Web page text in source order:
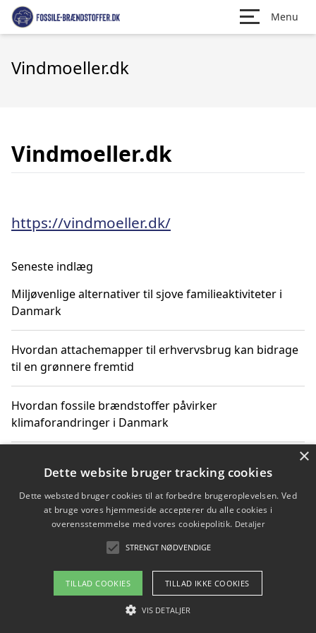
Menu
Vindmoeller.dk
Vindmoeller.dk
https://vindmoeller.dk/
Seneste indlæg
Miljøvenlige alternativer til sjove familieaktiviteter i
Danmark
Hvordan attachemapper til erhvervsbrug kan bidrage
til en grønnere fremtid
Hvordan fossile brændstoffer påvirker
klimaforandringer i Danmark
klimaændringer
Hvordan citater om fossile brændstoffer kan ændre
Copyright 2026 - Pilanto Aps
Om / kontakt
×
Dette website bruger tracking cookies
Dette websted bruger cookies til at forbedre brugeroplevelsen. Ved
at bruge vores hjemmeside accepterer du alle cookies i
overensstemmelse med vores cookiepolitik. Detaljer
STRENGT NØDVENDIGE
TILLAD COOKIES TILLAD IKKE COOKIES
VIS DETALJER